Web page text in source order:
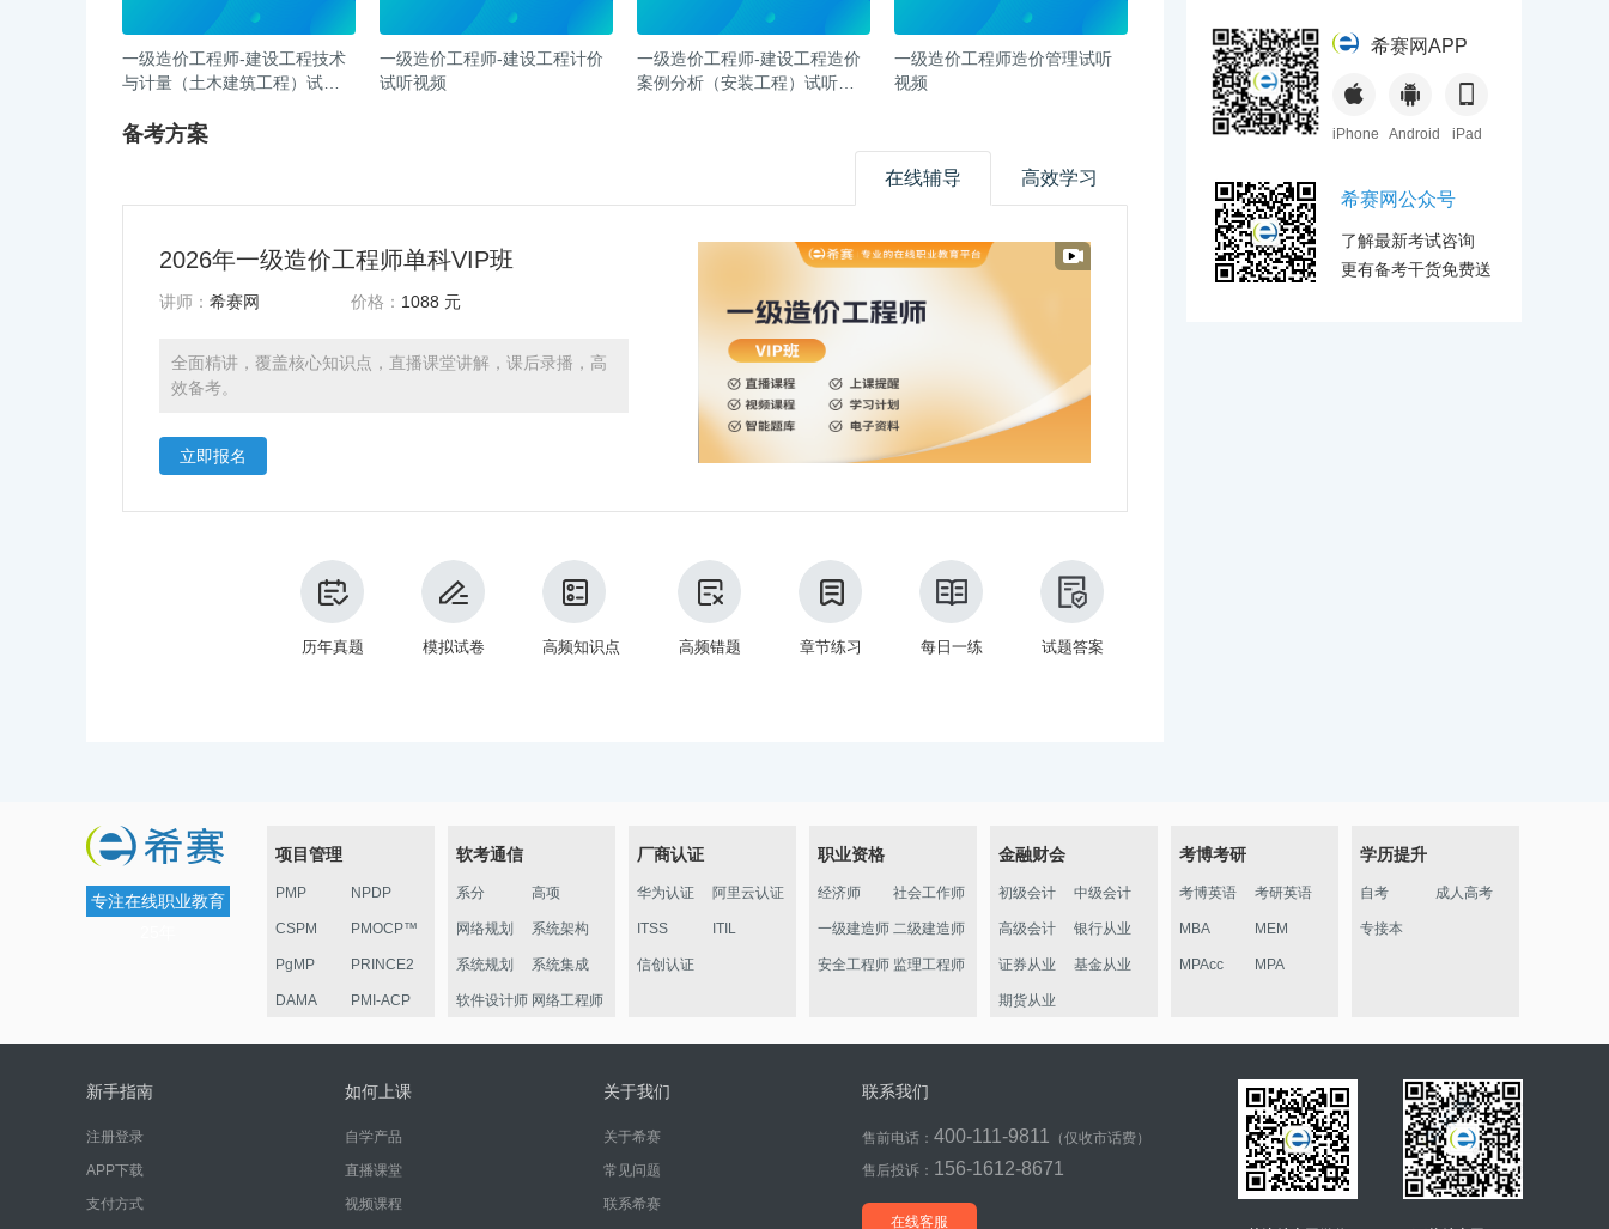
一级造价工程师-建设工程技术
与计量（土木建筑工程）试听
一级造价工程师-建设工程计价
试听视频
一级造价工程师-建设工程造价
案例分析（安装工程）试听视
一级造价工程师造价管理试听
视频
备考方案
在线辅导 高效学习
2026年一级造价工程师单科VIP班
讲师： 希赛网 价格： 1088 元
全面精讲，覆盖核心知识点，直播课堂讲解，课后录播，高
效备考。
立即报名
历年真题 模拟试卷 高频知识点 高频错题 章节练习 每日一练 试题答案
希赛网APP
iPhone Android iPad
希赛网公众号
了解最新考试咨询
更有备考干货免费送
专注在线职业教育
项目管理
PMP NPDP
CSPM PMOCP™
PgMP PRINCE2
DAMA PMI-ACP
软考通信
系分 高项
网络规划 系统架构
系统规划 系统集成
软件设计师 网络工程师
厂商认证
华为认证 阿里云认证
ITSS ITIL
信创认证
职业资格
经济师 社会工作师
一级建造师 二级建造师
安全工程师 监理工程师
金融财会
初级会计 中级会计
高级会计 银行从业
证券从业 基金从业
期货从业
考博考研
考博英语 考研英语
MBA MEM
MPAcc MPA
学历提升
自考 成人高考
专接本
新手指南
注册登录
APP下载
支付方式
如何上课
自学产品
直播课堂
视频课程
关于我们
关于希赛
常见问题
联系希赛
联系我们
售前电话： 400-111-9811
（仅收市话费）
售后投诉： 156-1612-8671
在线客服